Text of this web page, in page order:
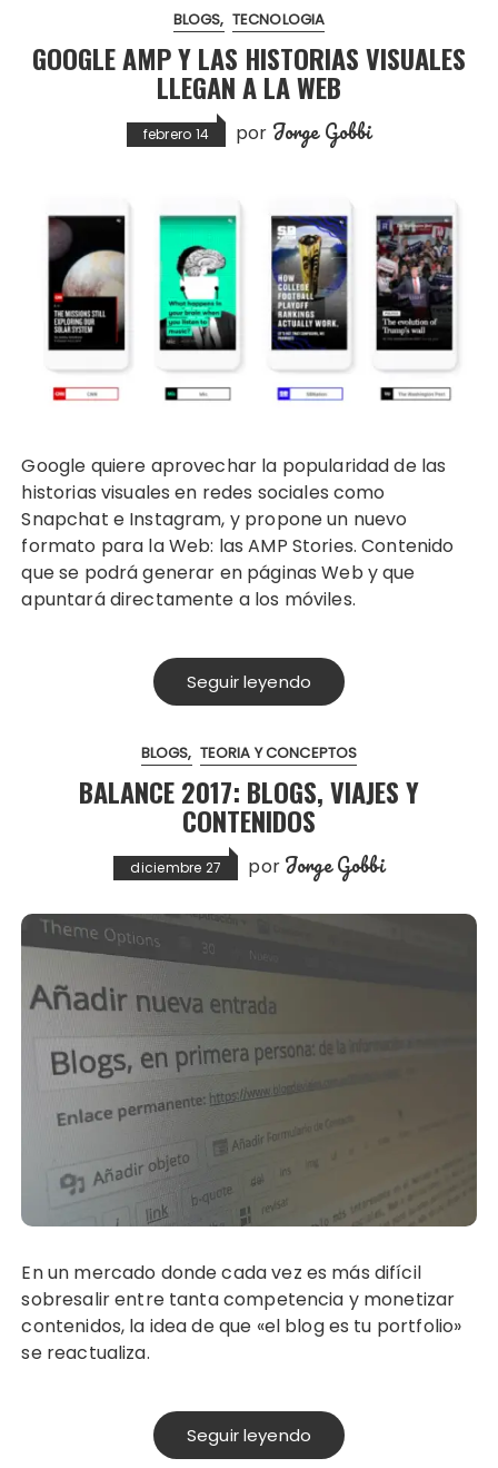
BLOGS TECNOLOGIA
GOOGLE AMP Y LAS HISTORIAS VISUALES
LLEGAN A LA WEB
febrero 14 por Jorge Gobbi
Google quiere aprovechar la popularidad de las
historias visuales en redes sociales como
Snapchat e Instagram, y propone un nuevo
formato para la Web: las AMP Stories. Contenido
que se podrá generar en páginas Web y que
apuntará directamente a los móviles.
Seguir leyendo
BLOGS TEORIA Y CONCEPTOS
BALANCE 2017: BLOGS, VIAJES Y
CONTENIDOS
diciembre 27 por Jorge Gobbi
En un mercado donde cada vez es más difícil
sobresalir entre tanta competencia y monetizar
contenidos, la idea de que «el blog es tu portfolio»
se reactualiza.
Seguir leyendo